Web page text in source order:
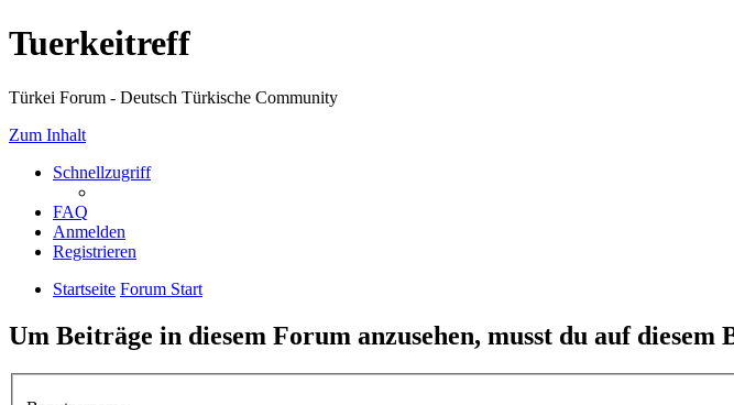
Tuerkeitreff
Türkei Forum - Deutsch Türkische Community
Zum Inhalt
Schnellzugriff
FAQ
Anmelden
Registrieren
Startseite Forum Start
Um Beiträge in diesem Forum anzusehen, musst du auf